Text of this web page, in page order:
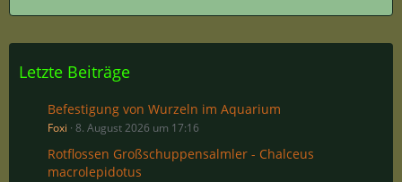
Letzte Beiträge
Befestigung von Wurzeln im Aquarium
Foxi 8. August 2026 um 17:16
Rotflossen Großschuppensalmler - Chalceus
macrolepidotus